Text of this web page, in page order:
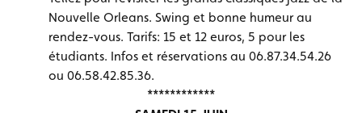
Nouvelle Orleans. Swing et bonne humeur au
rendez-vous. Tarifs: 15 et 12 euros, 5 pour les
étudiants. Infos et réservations au 06.87.34.54.26
ou 06.58.42.85.36.
************